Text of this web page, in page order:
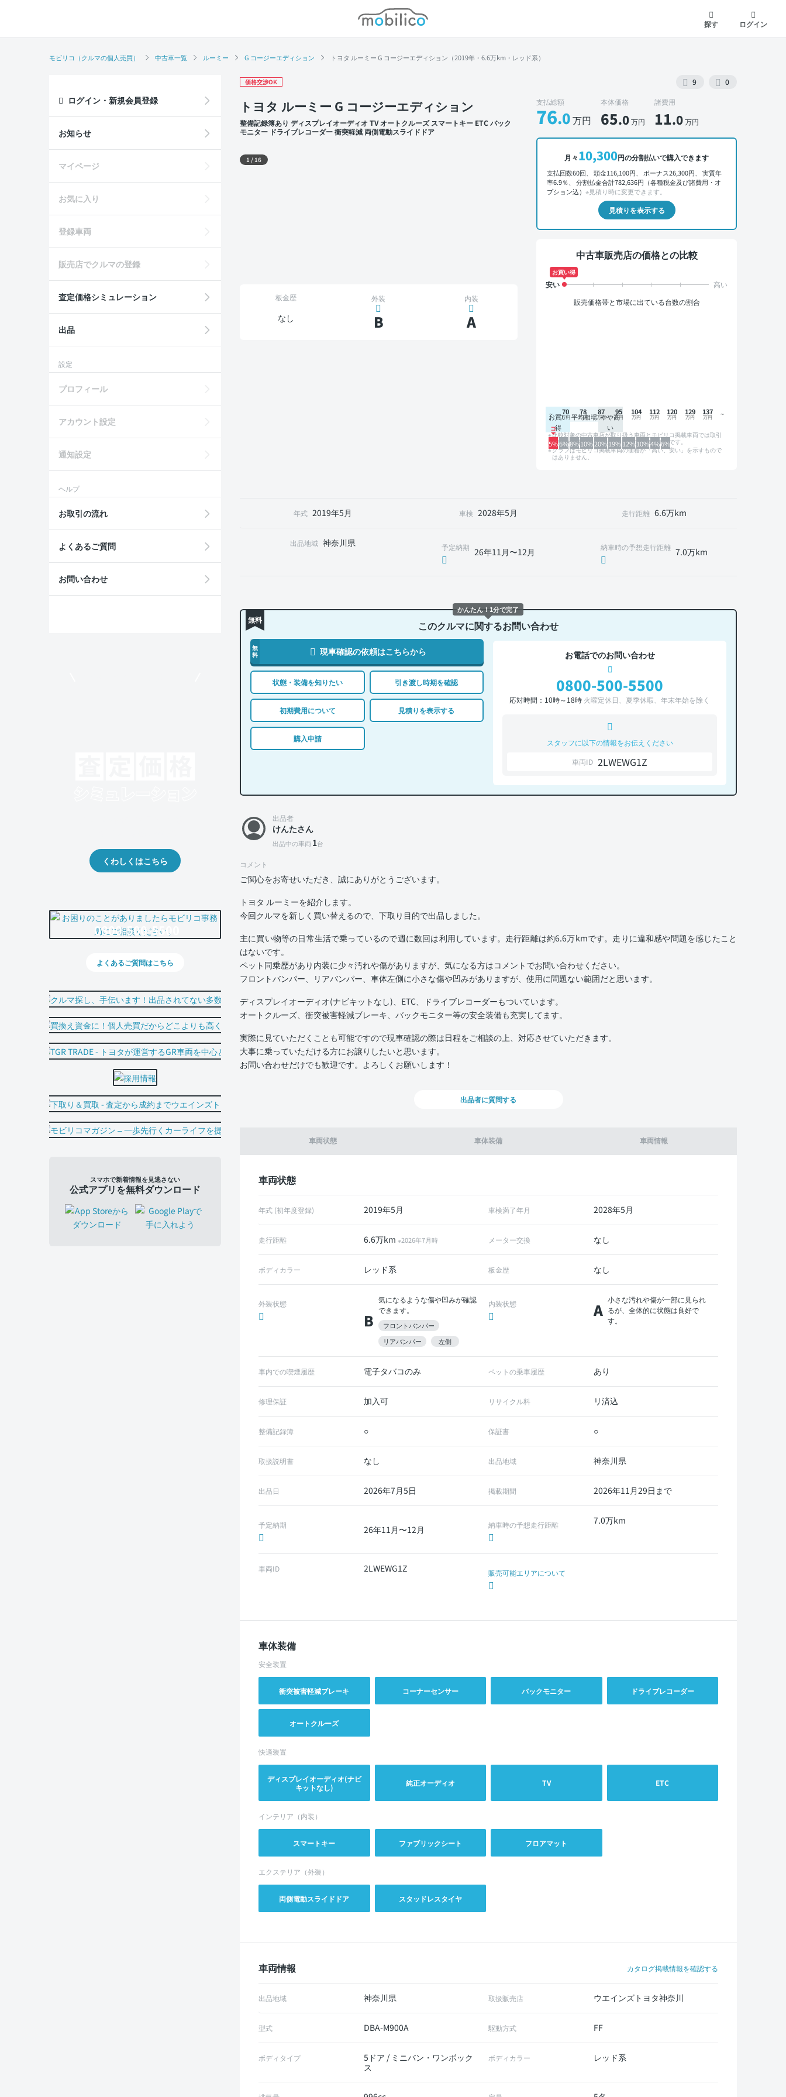
モビリコ
探す
ログイン
モビリコ（クルマの個人売買） 中古車一覧 ルーミー G コージーエディション トヨタ ルーミー G コージーエディション（2019年・6.6万km・レッド系）
価格交渉OK 9 0
トヨタ ルーミー G コージーエディション
整備記録簿あり ディスプレイオーディオ TV オートクルーズ スマートキー ETC バック
モニター ドライブレコーダー 衝突軽減 両側電動スライドドア
外装 左前 外装 正面
1 /16
支払総額
76.0万円
本体価格
65.0万円
諸費用
11.0万円
月々10,300円の分割払いで購入できます
支払回数60回、 頭金116,100円、 ボーナス26,300円、 実質年
率6.9％、 分割払金合計782,636円（各種税金及び諸費用・オ
プション込） ※見積り時に変更できます。
見積りを表示する
中古車販売店の価格との比較
お買い得
販売価格帯と市場に出ている台数の割合
お買い
得
平均相場 やや高
い
5%6%8%10%20%19%12%10%4%6%
70 78 87 95 104 112 120 129 137
比較対象の中古車店が取り扱う車両とモビリコ掲載車両では取引
形態や条件が異なるため、グラフは参考情報です。
グラフはモビリコ掲載車両の価格が「高い、安い」を示すもので
はありません。
板金歴
なし
外装
B
内装
A
年式 2019年5月 車検 2028年5月 走行距離 6.6万km
出品地域 神奈川県 予定納期 26年11月〜12月 納車時の予想走行距離 7.0万km
無料 このクルマに関するお問い合わせ
無
料
現車確認の依頼はこちらから
状態・装備を知りたい 引き渡し時期を確認
初期費用について 見積りを表示する
購入申請
お電話でのお問い合わせ
0800-500-5500
応対時間：10時～18時 火曜定休日、夏季休暇、年末年始を除く
スタッフに以下の情報をお伝えください
車両ID 2LWEWG1Z
車両状態 車体装備 車両情報
車両状態
年式 (初年度登録) 2019年5月 車検満了年月 2028年5月
走行距離 6.6万km ※2026年7月時 メーター交換 なし
ボディカラー レッド系 板金歴 なし
外装状態
B
気になるような傷や凹みが確認
できます。
フロントバンパー
リアバンパー
左側
内装状態 A
小さな汚れや傷が一部に見られ
るが、全体的に状態は良好で
す。
車内での喫煙履歴 電子タバコのみ ペットの乗車履歴 あり
修理保証 加入可 リサイクル料 リ済込
整備記録簿 ○ 保証書 ○
取扱説明書 なし 出品地域 神奈川県
出品日 2026年7月5日 掲載期間 2026年11月29日まで
予定納期 26年11月〜12月 納車時の予想走行距離 7.0万km
車両ID 2LWEWG1Z 販売可能エリアについて
車体装備
安全装置
衝突被害軽減ブレーキ コーナーセンサー バックモニター ドライブレコーダー
オートクルーズ
快適装置
ディスプレイオーディオ(ナビ
キットなし)
純正オーディオ TV ETC
インテリア（内装）
スマートキー ファブリックシート フロアマット
エクステリア（外装）
両側電動スライドドア スタッドレスタイヤ
車両情報 カタログ掲載情報を確認する
出品地域 神奈川県 取扱販売店 ウエインズトヨタ神奈川
型式 DBA-M900A 駆動方式 FF
ボディタイプ
5ドア / ミニバン・ワンボック
ス
ボディカラー レッド系
出品者
けんたさん
出品中の車両 1台
コメント
ご関心をお寄せいただき、誠にありがとうございます。
トヨタ ルーミーを紹介します。
今回クルマを新しく買い替えるので、下取り目的で出品しました。
主に買い物等の日常生活で乗っているので週に数回は利用しています。走行距離は約6.6万kmです。走りに違和感や問題を感じたこと
はないです。
ペット同乗歴があり内装に少々汚れや傷がありますが、気になる方はコメントでお問い合わせください。
フロントバンパー、リアバンパー、車体左側に小さな傷や凹みがありますが、使用に問題ない範囲だと思います。
ディスプレイオーディオ(ナビキットなし)、ETC、ドライブレコーダーもついています。
オートクルーズ、衝突被害軽減ブレーキ、バックモニター等の安全装備も充実してます。
実際に見ていただくことも可能ですので現車確認の際は日程をご相談の上、対応させていただきます。
大事に乗っていただける方にお譲りしたいと思います。
お問い合わせだけでも歓迎です。よろしくお願いします！
出品者に質問する
ログイン・新規会員登録
お知らせ
マイページ
お気に入り
登録車両
販売店でクルマの登録
査定価格シミュレーション
出品
設定
プロフィール
アカウント設定
通知設定
ヘルプ
お取引の流れ
よくあるご質問
お問い合わせ
くわしくはこちら
0800-500-5500
よくあるご質問はこちら
スマホで新着情報を見逃さない
公式アプリを無料ダウンロード
かんたん！1分で完了